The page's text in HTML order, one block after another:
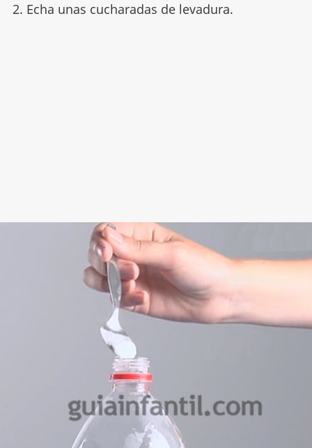
2. Echa unas cucharadas de levadura.